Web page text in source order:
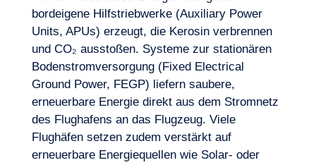
bordeigene Hilfstriebwerke (Auxiliary Power
Units, APUs) erzeugt, die Kerosin verbrennen
und CO₂ ausstoßen. Systeme zur stationären
Bodenstromversorgung (Fixed Electrical
Ground Power, FEGP) liefern saubere,
erneuerbare Energie direkt aus dem Stromnetz
des Flughafens an das Flugzeug. Viele
Flughäfen setzen zudem verstärkt auf
erneuerbare Energiequellen wie Solar- oder